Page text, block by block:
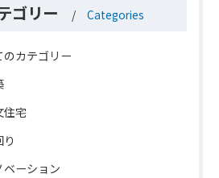
ゴリー Categories
のカテゴリー
住宅
ベーション